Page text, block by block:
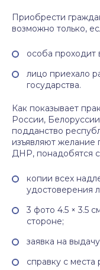
Приобрести
возможно только,
особа
лицо приехало
государства.
Как показывает
России,
подданство
изъявляют желание
ДНР, понадобятся
копии всех
удостоверения
3 фото 4.5 × 3.5
стороне;
заявка на
справку с места